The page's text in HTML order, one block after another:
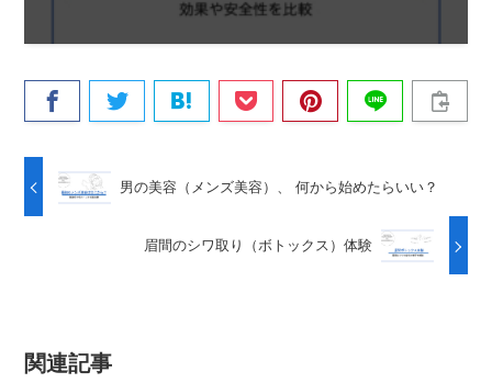
男の美容（メンズ美容）、 何から始めたらいい？
眉間のシワ取り（ボトックス）体験
関連記事